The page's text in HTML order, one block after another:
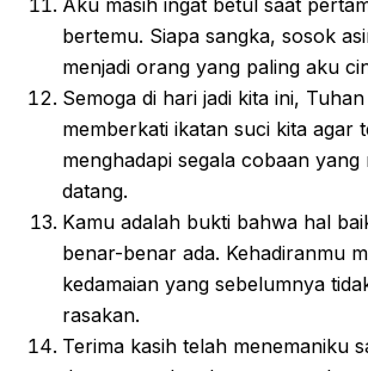
Aku masih ingat betul saat
bertemu. Siapa sangka, sosok
menjadi orang yang paling aku
Semoga di hari jadi kita ini,
memberkati ikatan suci kita agar
menghadapi segala cobaan yang
datang.
Kamu adalah bukti bahwa hal
benar-benar ada. Kehadiranmu
kedamaian yang sebelumnya
rasakan.
Terima kasih telah menemaniku